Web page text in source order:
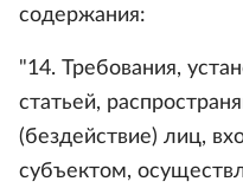
содержания:
"14. Требования,
статьей,
(бездействие) лиц,
субъектом,